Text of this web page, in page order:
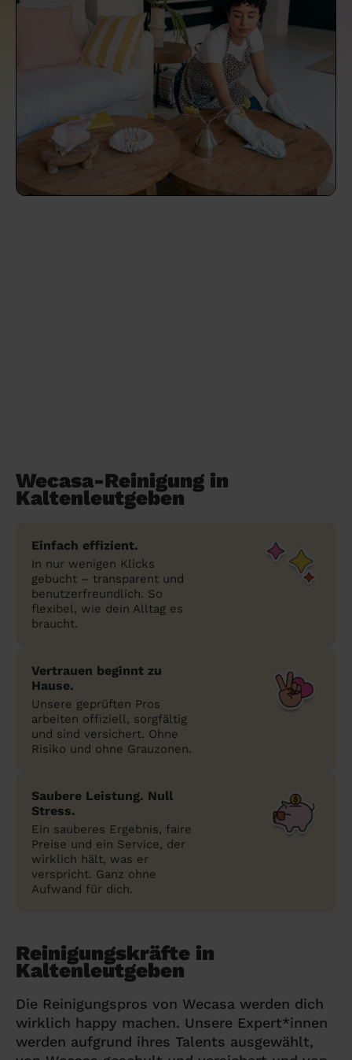
Wecasa-Reinigung in
Kaltenleutgeben
Einfach effizient.
In nur wenigen Klicks
gebucht – transparent und
benutzerfreundlich. So
flexibel, wie dein Alltag es
braucht.
Vertrauen beginnt zu
Hause.
Unsere geprüften Pros
arbeiten offiziell, sorgfältig
und sind versichert. Ohne
Risiko und ohne Grauzonen.
Saubere Leistung. Null
Stress.
Ein sauberes Ergebnis, faire
Preise und ein Service, der
wirklich hält, was er
verspricht. Ganz ohne
Aufwand für dich.
Reinigungskräfte in
Kaltenleutgeben
Die Reinigungspros von Wecasa werden dich
wirklich happy machen. Unsere Expert*innen
werden aufgrund ihres Talents ausgewählt,
Überall in Österreich
Unsere Artikel haushaltshilfe
Endreinigung Ferienwohnung: Was du
wissen solltest
Kosten Haushaltshilfe 2026 in Österreich:
Putzhilfe finden: Die besten Alternativen
zu Helpling & Co.
Was macht eine Haushaltshilfe? Alles
über die Aufgaben einer Haushaltshilfe